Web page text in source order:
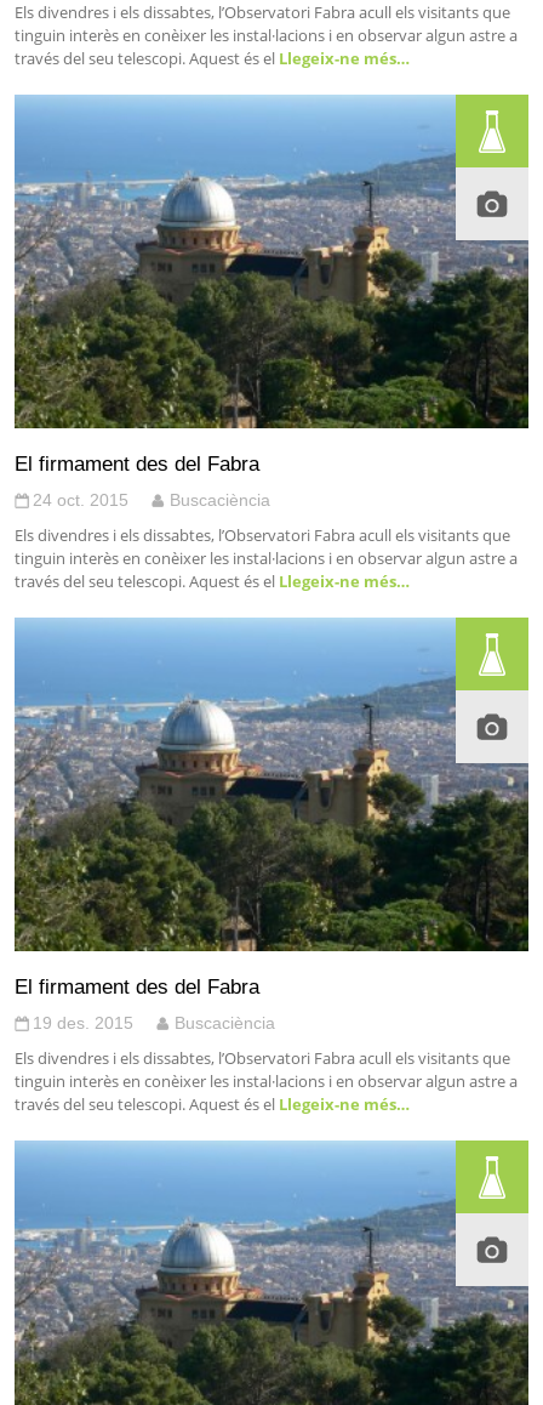
Els divendres i els dissabtes, l’Observatori Fabra acull els visitants que
tinguin interès en conèixer les instal·lacions i en observar algun astre a
través del seu telescopi. Aquest és el Llegeix-ne més…
El firmament des del Fabra
24 oct. 2015 Buscaciència
Els divendres i els dissabtes, l’Observatori Fabra acull els visitants que
tinguin interès en conèixer les instal·lacions i en observar algun astre a
través del seu telescopi. Aquest és el Llegeix-ne més…
El firmament des del Fabra
19 des. 2015 Buscaciència
Els divendres i els dissabtes, l’Observatori Fabra acull els visitants que
tinguin interès en conèixer les instal·lacions i en observar algun astre a
través del seu telescopi. Aquest és el Llegeix-ne més…